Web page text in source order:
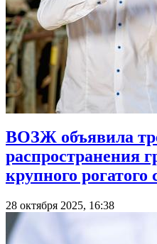
ВОЗЖ объявила
распространения
крупного
28 октября 2025, 16:38